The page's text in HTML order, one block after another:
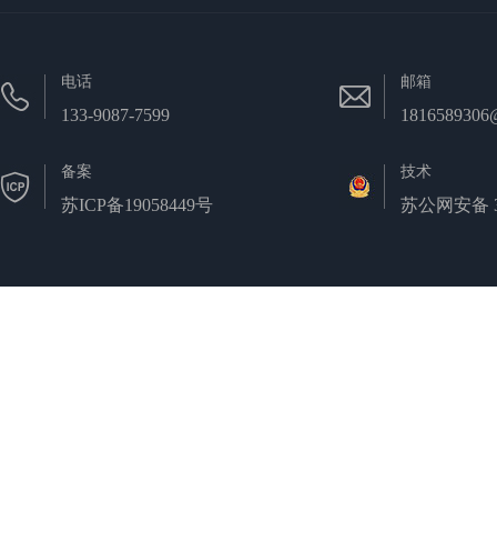
电话
133-9087-7599
邮箱
备案
苏ICP备19058449号
技术
苏公网安备